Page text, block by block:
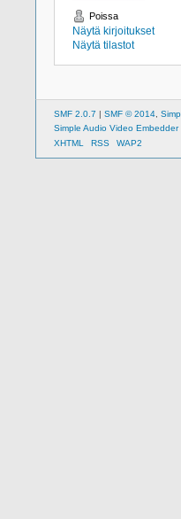
Poissa
Näytä kirjoitukset
Näytä tilastot
SMF 2.0.7 | SMF © 2014
Simple Audio Video Embedder
XHTML
RSS WAP2